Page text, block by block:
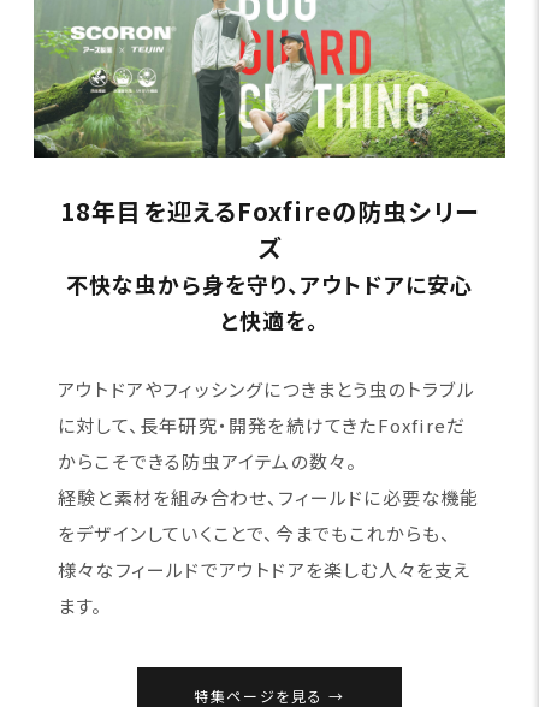
18年目を迎えるFoxfireの防虫シリー
ズ
不快な虫から身を守り、アウトドアに安心
と快適を。
アウトドアやフィッシングにつきまとう虫のトラブル
に対して、長年研究・開発を続けてきたFoxfireだ
からこそできる防虫アイテムの数々。
経験と素材を組み合わせ、フィールドに必要な機能
をデザインしていくことで、今までもこれからも、
様々なフィールドでアウトドアを楽しむ人々を支え
ます。
特集ページを見る